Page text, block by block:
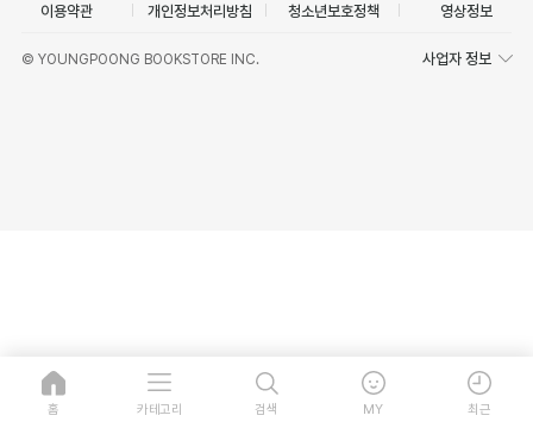
이용약관 개인정보처리방침 청소년보호정책 영상정보
© YOUNGPOONG BOOKSTORE INC. 사업자 정보
홈 카테고리 검색 MY 최근